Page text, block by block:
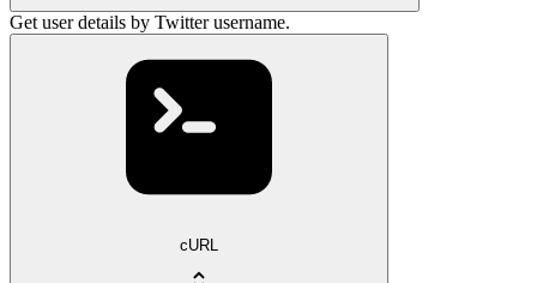
Get user details by Twitter username.
cURL